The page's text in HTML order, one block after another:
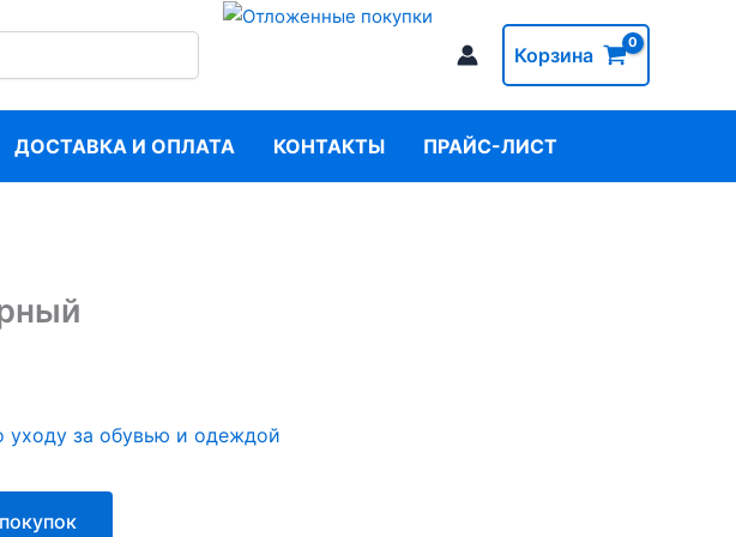
Корзина
ДОСТАВКА И ОПЛАТА КОНТАКТЫ ПРАЙС-ЛИСТ
уходу за обувью и одеждой